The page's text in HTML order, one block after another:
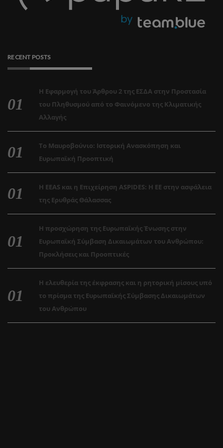
RECENT POSTS
Η Εφαρμογή του Άρθρου 2 της ΕΣΔΑ στην Προστασία
του Πληθυσμού από το Φαινόμενο της Κλιματικής
Αλλαγής
Το Μαυροβούνιο: Ιστορική Ανασκόπηση και
Ευρωπαϊκή Προοπτική
Η EEAS και η Επιχείρηση ASPIDES: Η ΕΕ στην ασφάλεια
της Ερυθράς Θάλασσας
Η προσχώρηση της Ευρωπαϊκής Ένωσης στην
Ευρωπαϊκή Σύμβαση Δικαιωμάτων του Ανθρώπου:
Προκλήσεις και Προοπτικές
Η ελευθερία της έκφρασης και η ρητορική μίσους υπό
το πρίσμα της Ευρωπαϊκής Σύμβασης Δικαιωμάτων
του Ανθρώπου